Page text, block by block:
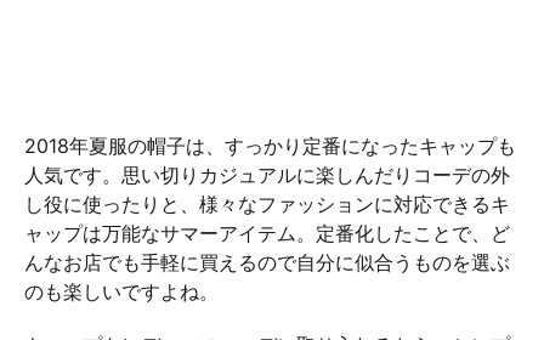
2018年夏服の帽子は、すっかり定番になったキャップも
人気です。思い切りカジュアルに楽しんだりコーデの外
し役に使ったりと、様々なファッションに対応できるキ
ャップは万能なサマーアイテム。定番化したことで、ど
んなお店でも手軽に買えるので自分に似合うものを選ぶ
のも楽しいですよね。